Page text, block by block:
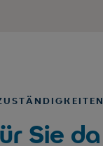
Sie da